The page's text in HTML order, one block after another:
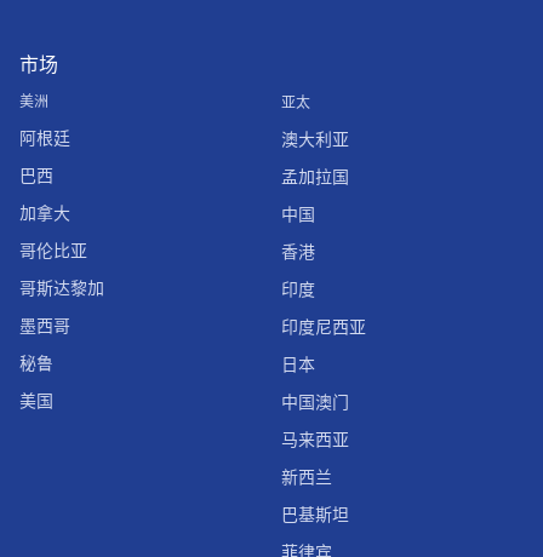
市场
美洲
阿根廷
巴西
加拿大
哥伦比亚
哥斯达黎加
墨西哥
秘鲁
美国
亚太
澳大利亚
孟加拉国
中国
香港
印度
印度尼西亚
日本
中国澳门
马来西亚
新西兰
巴基斯坦
菲律宾